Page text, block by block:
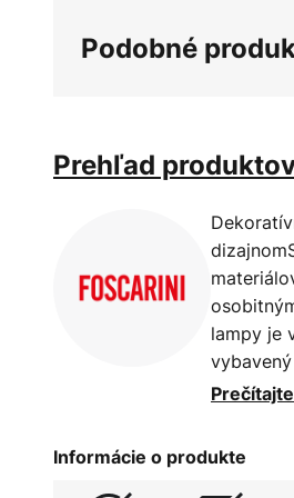
obrázkov
Podobné
Prehľad
lampy je
prvky sú
ktoré
lampa
Informácie o produkte